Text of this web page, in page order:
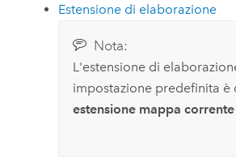
Estensione di elaborazione
Nota:
L'estensione di
impostazione predefinita è
estensione mappa corrente